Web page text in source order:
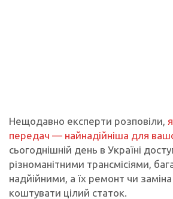
Нещодавно експерти розповіли,
передач — найнадійніша для
сьогоднішній день в Україні
різноманітними трансмісіями,
надйійними, а їх ремонт чи
коштувати цілий статок.